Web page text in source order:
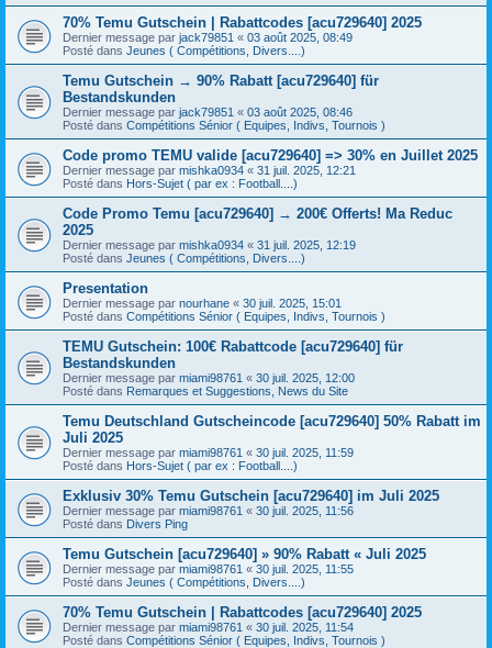
70% Temu Gutschein | Rabattcodes [acu729640] 2025
Dernier message par jack79851 « 03 août 2025, 08:49
Posté dans Jeunes ( Compétitions, Divers....)
Temu Gutschein → 90% Rabatt [acu729640] für
Bestandskunden
Dernier message par jack79851 « 03 août 2025, 08:46
Posté dans Compétitions Sénior ( Equipes, Indivs, Tournois )
Code promo TEMU valide [acu729640] => 30% en Juillet 2025
Dernier message par mishka0934 « 31 juil. 2025, 12:21
Posté dans Hors-Sujet ( par ex : Football....)
Code Promo Temu [acu729640] → 200€ Offerts! Ma Reduc
2025
Dernier message par mishka0934 « 31 juil. 2025, 12:19
Posté dans Jeunes ( Compétitions, Divers....)
Presentation
Dernier message par nourhane « 30 juil. 2025, 15:01
Posté dans Compétitions Sénior ( Equipes, Indivs, Tournois )
TEMU Gutschein: 100€ Rabattcode [acu729640] für
Bestandskunden
Dernier message par miami98761 « 30 juil. 2025, 12:00
Posté dans Remarques et Suggestions, News du Site
Temu Deutschland Gutscheincode [acu729640] 50% Rabatt im
Juli 2025
Dernier message par miami98761 « 30 juil. 2025, 11:59
Posté dans Hors-Sujet ( par ex : Football....)
Exklusiv 30% Temu Gutschein [acu729640] im Juli 2025
Dernier message par miami98761 « 30 juil. 2025, 11:56
Posté dans Divers Ping
Temu Gutschein [acu729640] » 90% Rabatt « Juli 2025
Dernier message par miami98761 « 30 juil. 2025, 11:55
Posté dans Jeunes ( Compétitions, Divers....)
70% Temu Gutschein | Rabattcodes [acu729640] 2025
Dernier message par miami98761 « 30 juil. 2025, 11:54
Posté dans Compétitions Sénior ( Equipes, Indivs, Tournois )